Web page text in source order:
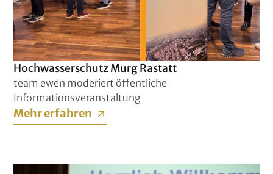
Hochwasserschutz Murg Rastatt
team ewen moderiert öffentliche
Informationsveranstaltung
Mehr erfahren